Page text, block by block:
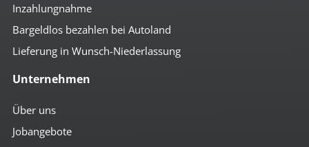
beheizbare Scheibenwaschanlage
Bordcomputer
City-Lenkung
Colorverglasung
el. Heckklappe
Getränkehalter
höhenverst. Beifahrersitz
Inzahlungnahme
Bargeldlos bezahlen bei Autoland
Lieferung in Wunsch-Niederlassung
Unternehmen
Über uns
Jobangebote